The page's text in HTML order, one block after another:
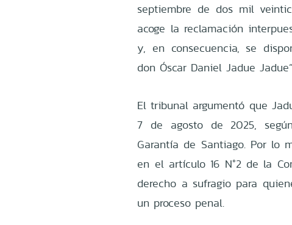
septiembre de dos mil
acoge la reclamación
y, en consecuencia, se
don Óscar Daniel Jadue
El tribunal argumentó que
7 de agosto de 2025,
Garantía de Santiago. Por lo
en el artículo 16 N°2 de la
derecho a sufragio para
un proceso penal.